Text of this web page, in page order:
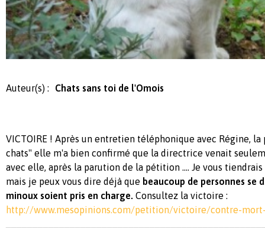
Auteur(s) : Chats sans toi de l'Omois
VICTOIRE ! Après un entretien téléphonique avec Régine, la
chats" elle m'a bien confirmé que la directrice venait
avec elle, après la parution de la pétition .... Je vous
mais je peux vous dire déjà que beaucoup de personnes se
minoux soient pris en charge. Consultez la victoire :
http://www.mesopinions.com/petition/victoire/contre-